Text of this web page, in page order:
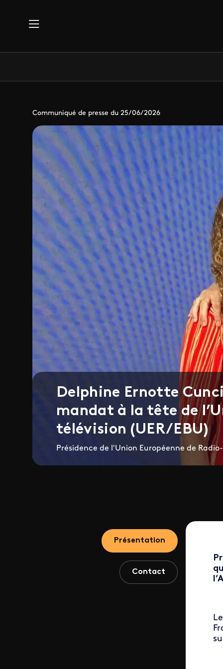
Communiqué de presse du 25/06/2026
Delphine Ernotte
mandat à la tête de
télévision (UER/EBU)
Présidence de l'Union Européenne de
Présentation
Contact